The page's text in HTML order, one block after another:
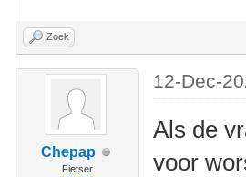
Zoek
Chepap
Fietser
12-Dec-
Als de
voor